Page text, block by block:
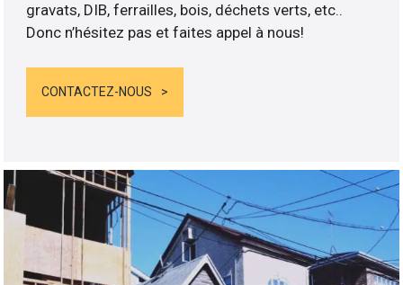
gravats, DIB, ferrailles, bois, déchets verts, etc..
Donc n’hésitez pas et faites appel à nous!
CONTACTEZ-NOUS